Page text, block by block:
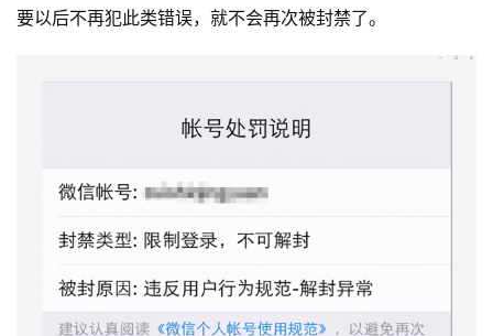
要以后不再犯此类错误，就不会再次被封禁了。